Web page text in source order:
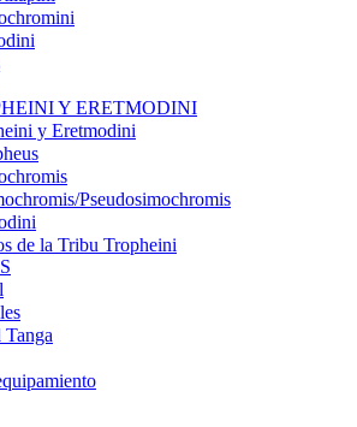
Y ERETMODINI
y Eretmodini
Pseudosimochromis
de la Tribu Tropheini